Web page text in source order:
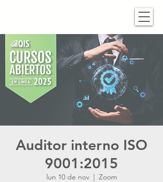
Auditor interno ISO
9001:2015
lun 10 de nov
  |
Zoom